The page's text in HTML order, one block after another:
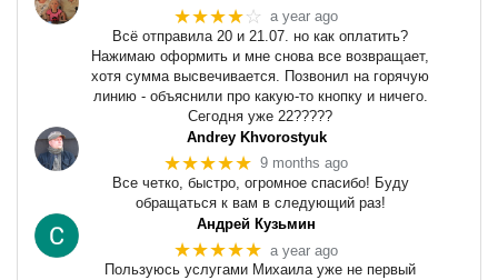
★★★★☆ a year ago
Всё отправила 20 и 21.07. но как оплатить?
Нажимаю оформить и мне снова все возвращает,
хотя сумма высвечивается. Позвонил на горячую
линию - объяснили про какую-то кнопку и ничего.
Сегодня уже 22?????
Andrey Khvorostyuk
★★★★★ 9 months ago
Все четко, быстро, огромное спасибо! Буду
обращаться к вам в следующий раз!
Андрей Кузьмин
★★★★★ a year ago
Пользуюсь услугами Михаила уже не первый